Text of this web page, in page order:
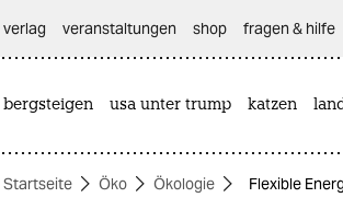
themen
verlag
veranstaltungen shop fragen & hilfe
bergsteigen usa unter trump katzen
Startseite Öko Ökologie Flexible